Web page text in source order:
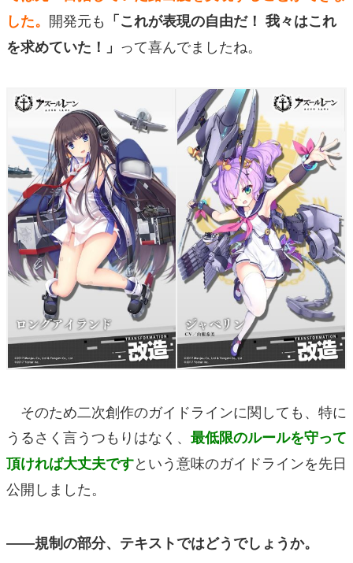
した。 開発元も 「これが表現の自由だ！ 我々はこれ
を求めていた！」 って喜んでましたね。
そのため二次創作のガイドラインに関しても、特に
うるさく言うつもりはなく、 最低限のルールを守って
頂ければ大丈夫ですという意味のガイドラインを先日
公開しました。
――規制の部分、テキストではどうでしょうか。